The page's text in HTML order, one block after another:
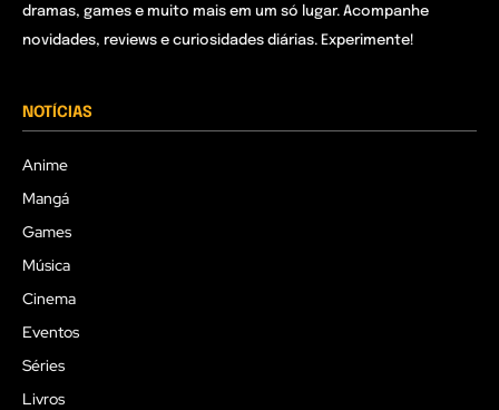
dramas, games e muito mais em um só lugar. Acompanhe
novidades, reviews e curiosidades diárias. Experimente!
NOTÍCIAS
Anime
Mangá
Games
Música
Cinema
Eventos
Séries
Livros